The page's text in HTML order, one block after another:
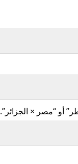
أو “مصر × الجزائر”.